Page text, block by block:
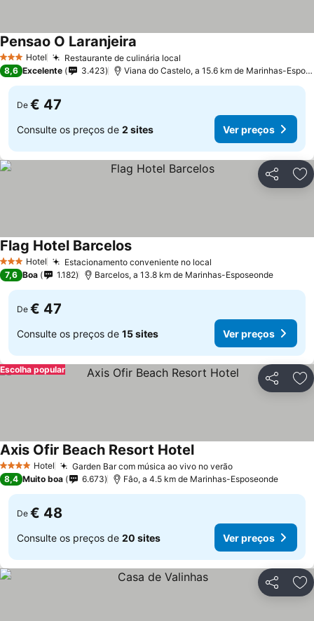
3 EstrelasHotel Restaurante de culinária local
Pensao O Laranjeira
8,6 Excelente 3.423 Viana do Castelo, a 15.6 km de Marinhas-
De € 47
Consulte os preços de 2 sites Ver preços
Partilhar
3 EstrelasHotel Estacionamento conveniente no local
Flag Hotel BarcelosVer preços
7,6 Boa 1.182 Barcelos, a 13.8 km de Marinhas-Esposeonde
De € 47
Consulte os preços de 15 sites Ver preços
Partilhar
Escolha popular
4 EstrelasHotel Garden Bar com música ao vivo no verãoVer preços
Axis Ofir Beach Resort HotelVer preços
8,4 Muito boa 6.673 Fâo, a 4.5 km de Marinhas-Esposeonde
De € 48
Consulte os preços de 20 sites Ver preços
Partilhar